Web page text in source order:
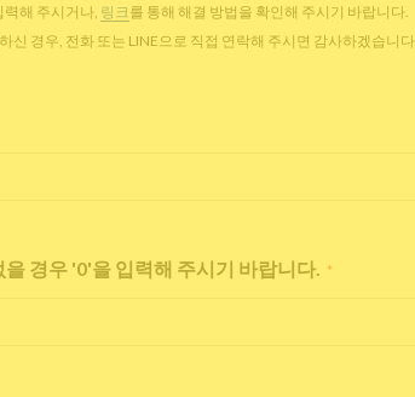
해 주시거나, 링크 를 통해 해결 방법을 확인해 주시기 바랍니다.
신 경우, 전화 또는 LINE으로 직접 연락해 주시면 감사하겠습니다.
경우 '0'을 입력해 주시기 바랍니다. *